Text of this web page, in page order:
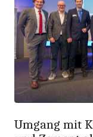
Umgang mit